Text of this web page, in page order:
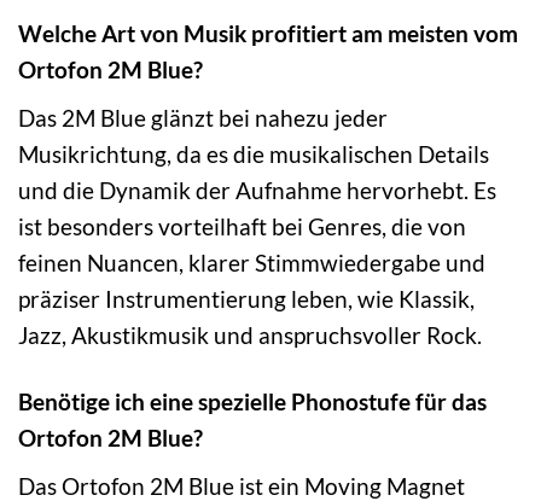
Welche Art von Musik profitiert am meisten vom
Ortofon 2M Blue?
Das 2M Blue glänzt bei nahezu jeder
Musikrichtung, da es die musikalischen Details
und die Dynamik der Aufnahme hervorhebt. Es
ist besonders vorteilhaft bei Genres, die von
feinen Nuancen, klarer Stimmwiedergabe und
präziser Instrumentierung leben, wie Klassik,
Jazz, Akustikmusik und anspruchsvoller Rock.
Benötige ich eine spezielle Phonostufe für das
Ortofon 2M Blue?
Das Ortofon 2M Blue ist ein Moving Magnet